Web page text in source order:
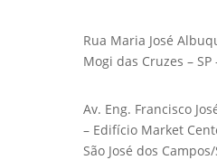
Rua Maria José
Mogi das Cruzes – SP
Av. Eng. Francisco
– Edifício Market
São José dos